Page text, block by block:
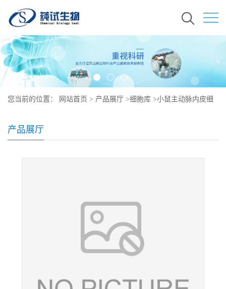
您当前的位置： 网站首页 > 产品展厅 >细胞库 >小鼠主动脉内皮细
产品展厅